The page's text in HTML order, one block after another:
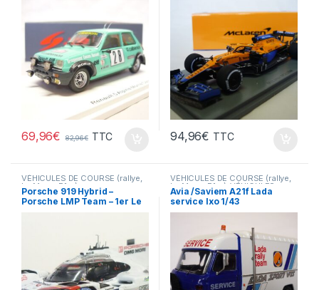
69,96€ 82,96€ TTC 94,96€ TTC
VÉHICULES DE COURSE (rallye,
Le Mans, F1 ...)
Porsche 919 Hybrid –
Porsche LMP Team – 1er Le
VÉHICULES DE COURSE (rallye,
Le Mans, F1 ...) ,VÉHICULES
ÉTRANGERS (voitures,camions
...)
Avia /Saviem A21f Lada
service Ixo 1/43